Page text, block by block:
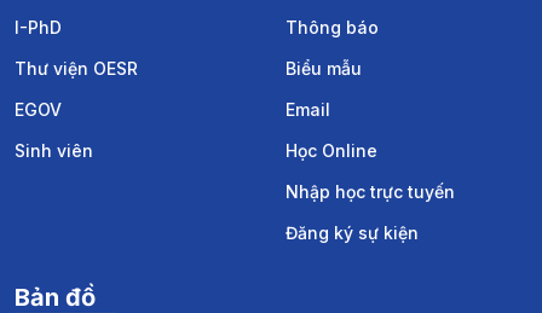
I-PhD
Thư viện OESR
EGOV
Sinh viên
Thông báo
Biểu mẫu
Email
Học Online
Nhập học trực tuyến
Đăng ký sự kiện
Bản đồ